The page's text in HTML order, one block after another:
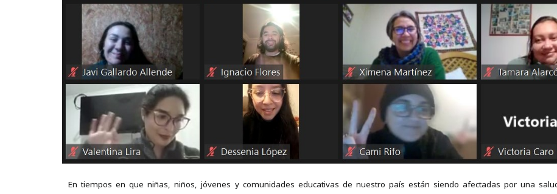
En tiempos en que niñas, niños, jóvenes y comunidades educativas de nuestro país están siendo afectadas por una